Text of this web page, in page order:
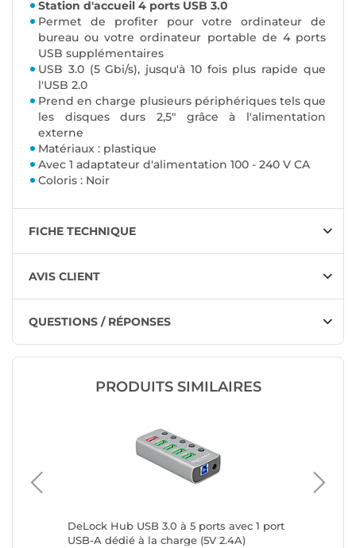
Station d'accueil 4 ports USB 3.0
Permet de profiter pour votre ordinateur de
bureau ou votre ordinateur portable de 4 ports
USB supplémentaires
USB 3.0 (5 Gbi/s), jusqu'à 10 fois plus rapide que
l'USB 2.0
Prend en charge plusieurs périphériques tels que
les disques durs 2,5" grâce à l'alimentation
externe
Matériaux : plastique
Avec 1 adaptateur d'alimentation 100 - 240 V CA
Coloris : Noir
FICHE TECHNIQUE
AVIS CLIENT
QUESTIONS / RÉPONSES
PRODUITS SIMILAIRES
DeLock Hub USB 3.0 à 5 ports avec 1 port
USB-A dédié à la charge (5V 2.4A)